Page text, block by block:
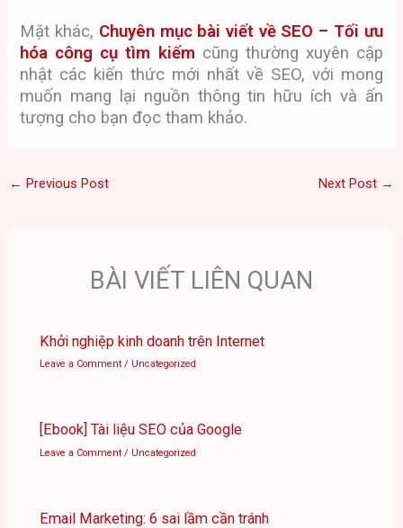
Mặt khác, Chuyên mục bài viết về SEO – Tối ưu
hóa công cụ tìm kiếm cũng thường xuyên cập
nhật các kiến thức mới nhất về SEO, với mong
muốn mang lại nguồn thông tin hữu ích và ấn
tượng cho bạn đọc tham khảo.
← Previous Post Next Post →
BÀI VIẾT LIÊN QUAN
Khởi nghiệp kinh doanh trên Internet
Leave a Comment / Uncategorized
[Ebook] Tài liệu SEO của Google
Leave a Comment / Uncategorized
Email Marketing: 6 sai lầm cần tránh